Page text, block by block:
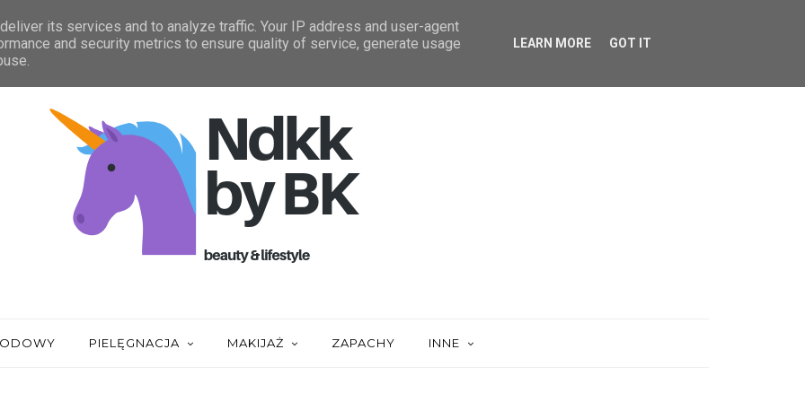
ZAUFALI MI STATYSTYKA
PIELĘGNACJA MAKIJAŻ ZAPACHY INNE
its services and to analyze traffic. Your IP address and user-agent
and security metrics to ensure quality of service, generate usage
LEARN MORE GOT IT